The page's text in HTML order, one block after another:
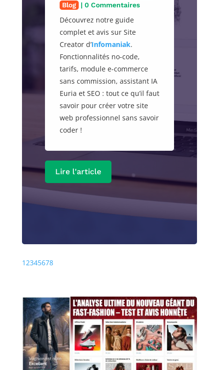
Blog | 0 Commentaires
Découvrez notre guide
complet et avis sur Site
Creator d’Infomaniak.
Fonctionnalités no-code,
tarifs, module e-commerce
sans commission, assistant IA
Euria et SEO : tout ce qu’il faut
savoir pour créer votre site
web professionnel sans savoir
coder !
Lire l'article
1 2345678